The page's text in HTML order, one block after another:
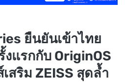
ยืนยันเข้าไทย
แรกกับ OriginOS
สริม ZEISS สุดล้ำ